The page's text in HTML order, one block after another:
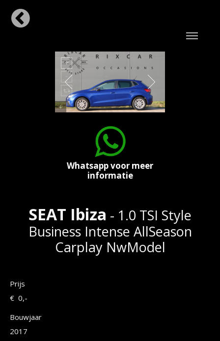
Whatsapp voor meer
informatie
SEAT Ibiza - 1.0 TSI Style
Business Intense AllSeason
Carplay NwModel
Prijs
€ 0,-
Bouwjaar
2017